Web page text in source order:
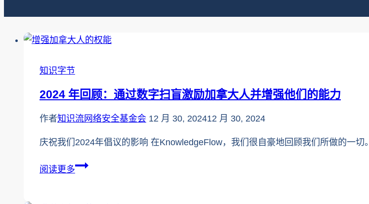
知识字节
2024 年回顾：通过数字扫盲激励加拿大人并增强他们的能力
作者知识流网络安全基金会 12 月 30, 202412 月 30, 2024
庆祝我们2024年倡议的影响 在KnowledgeFlow，我们很自豪地回顾我们所做的一切。
阅读更多2024